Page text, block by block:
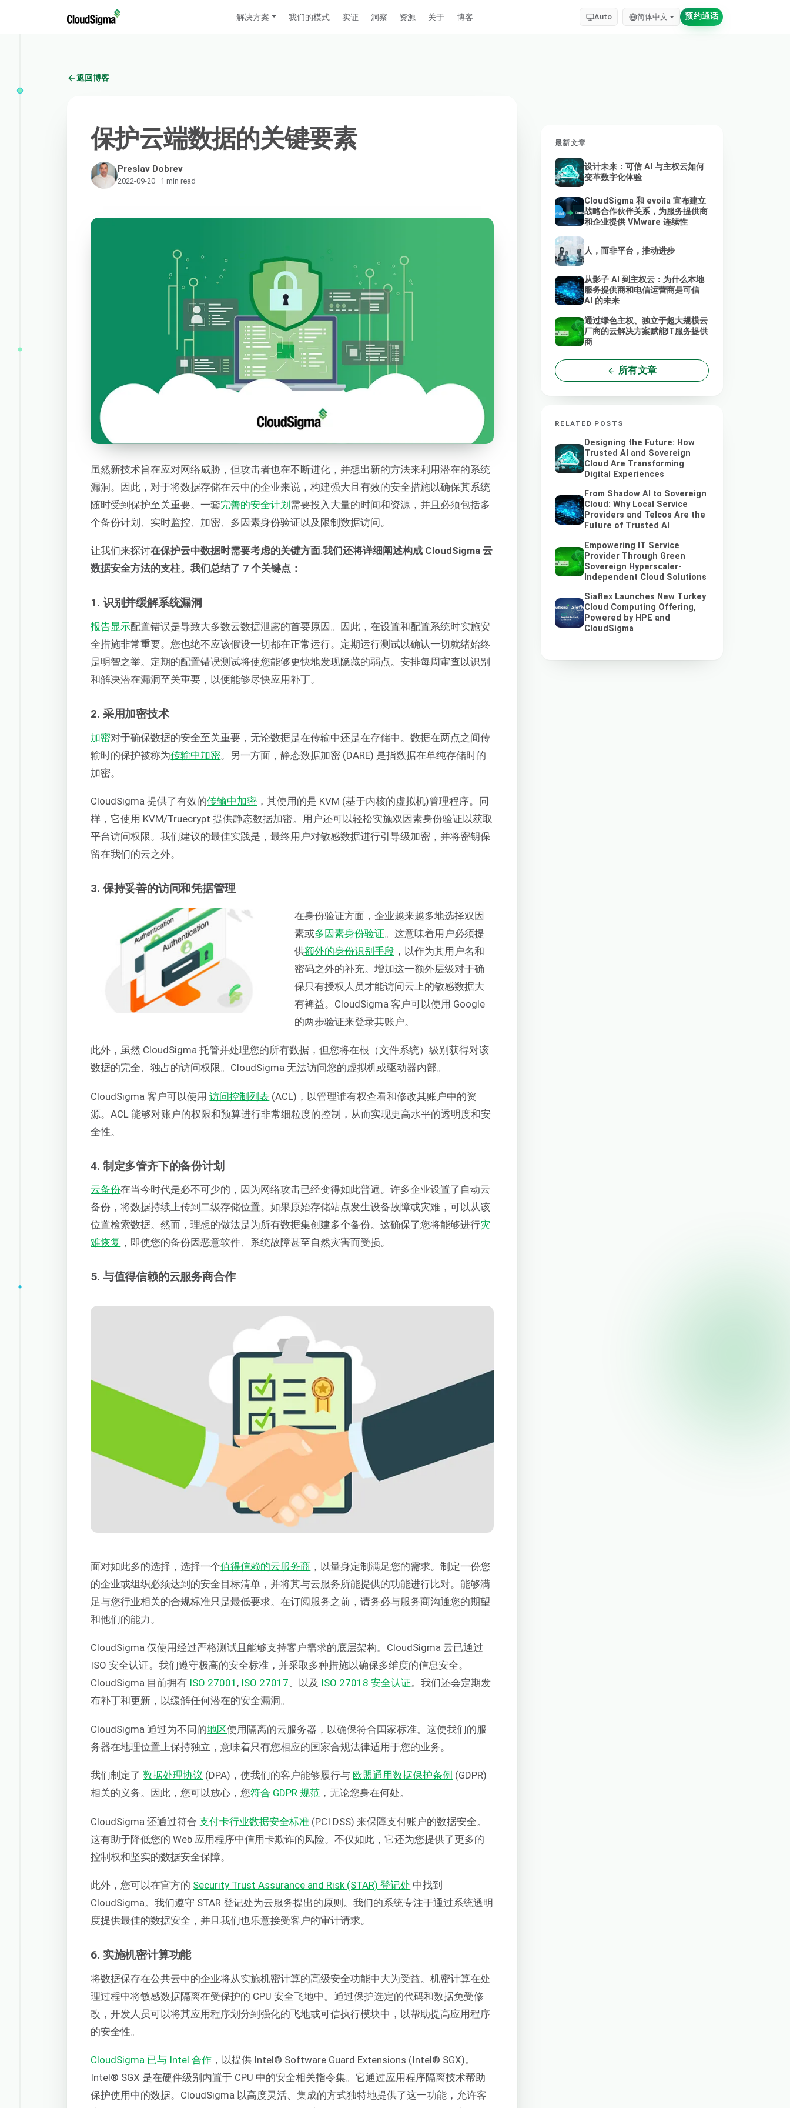
解决方案 我们的模式 实证 洞察 资源 关于 博客 Auto 简体中文 预约通话
返回博客
保护云端数据的关键要素
Preslav Dobrev
2022-09-20 · 1 min read
虽然新技术旨在应对网络威胁，但攻击者也在不断进化，并想出新的方法来利用潜在的系统
漏洞。因此，对于将数据存储在云中的企业来说，构建强大且有效的安全措施以确保其系统
随时受到保护至关重要。一套完善的安全计划 需要投入大量的时间和资源，并且必须包括多
个备份计划、实时监控、加密、多因素身份验证以及限制数据访问。
让我们来探讨在保护云中数据时需要考虑的关键方面.我们还将详细阐述构成 CloudSigma 云
数据安全方法的支柱。我们总结了 7 个关键点：
1. 识别并缓解系统漏洞
报告显示配置错误是导致大多数云数据泄露的首要原因。因此，在设置和配置系统时实施安
全措施非常重要。您也绝不应该假设一切都在正常运行。定期运行测试以确认一切就绪始终
是明智之举。定期的配置错误测试将使您能够更快地发现隐藏的弱点。安排每周审查以识别
和解决潜在漏洞至关重要，以便能够尽快应用补丁。
2. 采用加密技术
加密对于确保数据的安全至关重要，无论数据是在传输中还是在存储中。数据在两点之间传
输时的保护被称为传输中加密。另一方面，静态数据加密 (DARE) 是指数据在单纯存储时的
加密。
CloudSigma 提供了有效的传输中加密 ，其使用的是 KVM (基于内核的虚拟机)管理程序。同
样，它使用 KVM/Truecrypt 提供静态数据加密。用户还可以轻松实施双因素身份验证以获取
平台访问权限。我们建议的最佳实践是，最终用户对敏感数据进行引导级加密，并将密钥保
留在我们的云之外。
3. 保持妥善的访问和凭据管理
在身份验证方面，企业越来越多地选择双因
素或多因素身份验证。这意味着用户必须提
供额外的身份识别手段，以作为其用户名和
密码之外的补充。增加这一额外层级对于确
保只有授权人员才能访问云上的敏感数据大
有裨益。CloudSigma 客户可以使用 Google
的两步验证来登录其账户。
此外，虽然 CloudSigma 托管并处理您的所有数据，但您将在根（文件系统）级别获得对该
数据的完全、独占的访问权限。CloudSigma 无法访问您的虚拟机或驱动器内部。
CloudSigma 客户可以使用 访问控制列表 (ACL)，以管理谁有权查看和修改其账户中的资
源。ACL 能够对账户的权限和预算进行非常细粒度的控制，从而实现更高水平的透明度和安
全性。
4. 制定多管齐下的备份计划
云备份在当今时代是必不可少的，因为网络攻击已经变得如此普遍。许多企业设置了自动云
备份，将数据持续上传到二级存储位置。如果原始存储站点发生设备故障或灾难，可以从该
位置检索数据。然而，理想的做法是为所有数据集创建多个备份。这确保了您将能够进行灾
难恢复 ，即使您的备份因恶意软件、系统故障甚至自然灾害而受损。
5. 与值得信赖的云服务商合作
面对如此多的选择，选择一个值得信赖的云服务商 ，以量身定制满足您的需求。制定一份您
的企业或组织必须达到的安全目标清单，并将其与云服务所能提供的功能进行比对。能够满
足与您行业相关的合规标准只是最低要求。在订阅服务之前，请务必与服务商沟通您的期望
和他们的能力。
CloudSigma 仅使用经过严格测试且能够支持客户需求的底层架构。CloudSigma 云已通过
ISO 安全认证。我们遵守极高的安全标准，并采取多种措施以确保多维度的信息安全。
CloudSigma 目前拥有 ISO 27001 , ISO 27017、以及 ISO 27018 安全认证。我们还会定期发
布补丁和更新，以缓解任何潜在的安全漏洞。
CloudSigma 通过为不同的地区使用隔离的云服务器，以确保符合国家标准。这使我们的服
务器在地理位置上保持独立，意味着只有您相应的国家合规法律适用于您的业务。
我们制定了数据处理协议 (DPA)，使我们的客户能够履行与 欧盟通用数据保护条例 (GDPR)
相关的义务。因此，您可以放心，您符合 GDPR 规范 ，无论您身在何处。
CloudSigma 还通过符合支付卡行业数据安全标准 (PCI DSS) 来保障支付账户的数据安全。
这有助于降低您的 Web 应用程序中信用卡欺诈的风险。不仅如此，它还为您提供了更多的
控制权和坚实的数据安全保障。
此外，您可以在官方的 Security Trust Assurance and Risk (STAR) 登记处 中找到
CloudSigma。我们遵守 STAR 登记处为云服务提出的原则。我们的系统专注于通过系统透明
度提供最佳的数据安全，并且我们也乐意接受客户的审计请求。
6. 实施机密计算功能
将数据保存在公共云中的企业将从实施机密计算的高级安全功能中大为受益。机密计算在处
理过程中将敏感数据隔离在受保护的 CPU 安全飞地中。通过保护选定的代码和数据免受修
改，开发人员可以将其应用程序划分到强化的飞地或可信执行模块中，以帮助提高应用程序
的安全性。
CloudSigma 已与 Intel 合作 ，以提供 Intel® Software Guard Extensions (Intel® SGX)。
Intel® SGX 是在硬件级别内置于 CPU 中的安全相关指令集。它通过应用程序隔离技术帮助
保护使用中的数据。CloudSigma 以高度灵活、集成的方式独特地提供了这一功能，允许客
最新文章
设计未来：可信 AI 与主权云如何
变革数字化体验
CloudSigma 和 evoila 宣布建立
战略合作伙伴关系，为服务提供商
和企业提供 VMware 连续性
人，而非平台，推动进步
从影子 AI 到主权云：为什么本地
服务提供商和电信运营商是可信
AI 的未来
通过绿色主权、独立于超大规模云
厂商的云解决方案赋能IT服务提供
商
所有文章
RELATED POSTS
Designing the Future: How
Trusted AI and Sovereign
Cloud Are Transforming
Digital Experiences
From Shadow AI to Sovereign
Cloud: Why Local Service
Providers and Telcos Are the
Future of Trusted AI
Empowering IT Service
Provider Through Green
Sovereign Hyperscaler-
Independent Cloud Solutions
Siaflex Launches New Turkey
Cloud Computing Offering,
Powered by HPE and
CloudSigma